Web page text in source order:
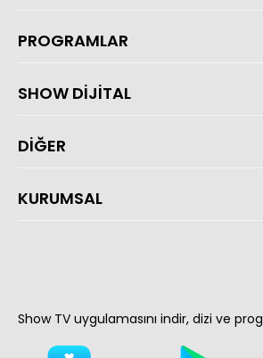
PROGRAMLAR
SHOW DİJİTAL
DİĞER
KURUMSAL
Show TV uygulamasını indir, dizi ve